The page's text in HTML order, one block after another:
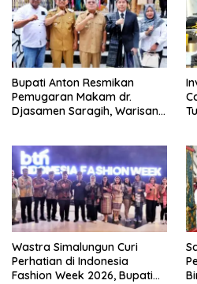
Bupati Anton Resmikan
Pemugaran Makam dr.
Djasamen Saragih, Warisan
Mendatang
Wastra Simalungun Curi
Perhatian di Indonesia
Fashion Week 2026, Bupati